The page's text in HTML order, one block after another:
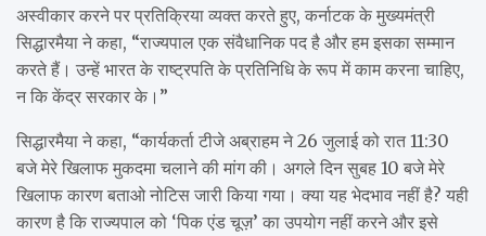
अस्वीकार करने पर प्रतिक्रिया व्यक्त करते हुए, कर्नाटक के मुख्यमंत्री
सिद्धारमैया ने कहा, “राज्यपाल एक संवैधानिक पद है और हम इसका सम्मान
करते हैं। उन्हें भारत के राष्ट्रपति के प्रतिनिधि के रूप में काम करना चाहिए,
न कि केंद्र सरकार के।”
सिद्धारमैया ने कहा, “कार्यकर्ता टीजे अब्राहम ने 26 जुलाई को रात 11:30
बजे मेरे खिलाफ मुकदमा चलाने की मांग की। अगले दिन सुबह 10 बजे मेरे
खिलाफ कारण बताओ नोटिस जारी किया गया। क्या यह भेदभाव नहीं है? यही
कारण है कि राज्यपाल को ‘पिक एंड चूज़’ का उपयोग नहीं करने और इसे